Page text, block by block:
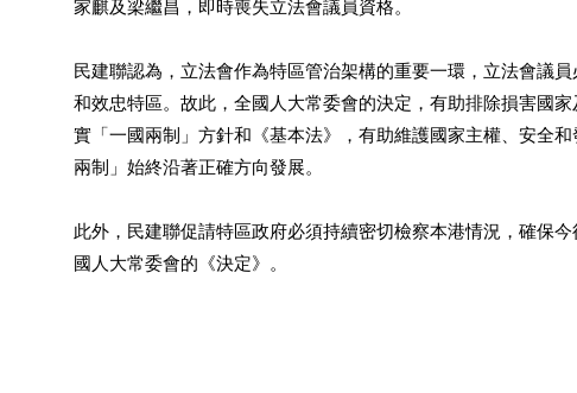
家麒及梁繼昌，即時喪失立法會議員資格。
民建聯認為，立法會作為特區管治架構的重要一環，立法會議
和效忠特區。故此，全國人大常委會的決定，有助排除損害國
實「一國兩制」方針和《基本法》，有助維護國家主權、安全
兩制」始終沿著正確方向發展。
此外，民建聯促請特區政府必須持續密切檢察本港情況，確保
國人大常委會的《決定》。